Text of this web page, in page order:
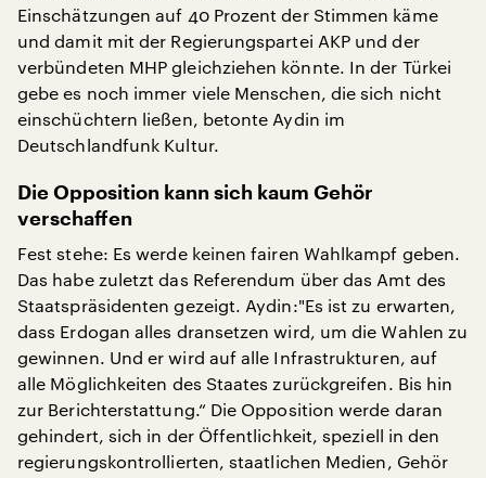
Einschätzungen auf 40 Prozent der Stimmen käme
und damit mit der Regierungspartei AKP und der
verbündeten MHP gleichziehen könnte. In der Türkei
gebe es noch immer viele Menschen, die sich nicht
einschüchtern ließen, betonte Aydin im
Deutschlandfunk Kultur.
Die Opposition kann sich kaum Gehör
verschaffen
Fest stehe: Es werde keinen fairen Wahlkampf geben.
Das habe zuletzt das Referendum über das Amt des
Staatspräsidenten gezeigt. Aydin:"Es ist zu erwarten,
dass Erdogan alles dransetzen wird, um die Wahlen zu
gewinnen. Und er wird auf alle Infrastrukturen, auf
alle Möglichkeiten des Staates zurückgreifen. Bis hin
zur Berichterstattung.“ Die Opposition werde daran
gehindert, sich in der Öffentlichkeit, speziell in den
regierungskontrollierten, staatlichen Medien, Gehör